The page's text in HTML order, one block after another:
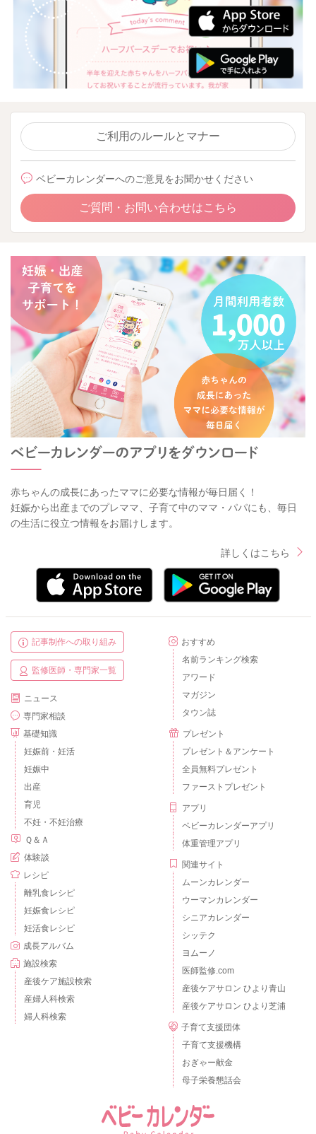
ご利用のルールとマナー
ベビーカレンダーへのご意見をお聞かせください
ご質問・お問い合わせはこちら
赤ちゃんの成長にあったママに必要な情報が毎日届く！
妊娠から出産までのプレママ、子育て中のママ・パパにも、毎日
の生活に役立つ情報をお届けします。
詳しくはこちら
記事制作への取り組み
監修医師・専門家一覧
ニュース
専門家相談
基礎知識
妊娠前・妊活
妊娠中
出産
育児
不妊・不妊治療
Ｑ＆Ａ
体験談
レシピ
離乳食レシピ
妊娠食レシピ
妊活食レシピ
成長アルバム
施設検索
産後ケア施設検索
産婦人科検索
婦人科検索
おすすめ
名前ランキング検索
アワード
マガジン
タウン誌
プレゼント
プレゼント＆アンケート
全員無料プレゼント
ファーストプレゼント
アプリ
ベビーカレンダーアプリ
体重管理アプリ
関連サイト
ムーンカレンダー
ウーマンカレンダー
シニアカレンダー
シッテク
ヨムーノ
医師監修.com
産後ケアサロン ひより青山
産後ケアサロン ひより芝浦
子育て支援団体
子育て支援機構
おぎゃー献金
母子栄養懇話会